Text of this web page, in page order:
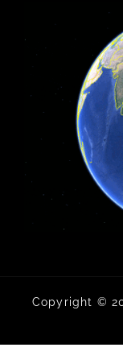
Copyright ©